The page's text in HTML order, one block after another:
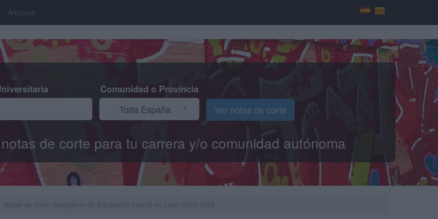
Artículos
Comunidad o Provincia
Toda España
Ver notas de corte
de corte para tu carrera y/o comunidad autónoma